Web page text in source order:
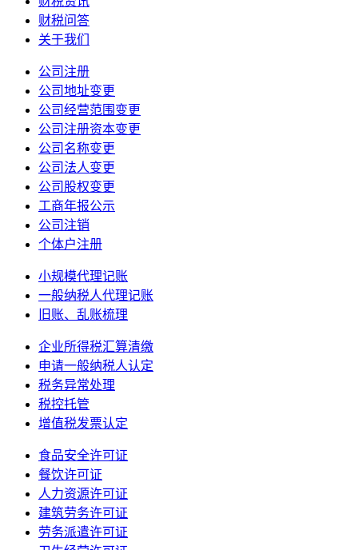
财税问答
关于我们
公司注册
公司地址变更
公司经营范围变更
公司注册资本变更
公司名称变更
公司法人变更
公司股权变更
工商年报公示
公司注销
个体户注册
小规模代理记账
一般纳税人代理记账
旧账、乱账梳理
企业所得税汇算清缴
申请一般纳税人认定
税务异常处理
税控托管
增值税发票认定
食品安全许可证
餐饮许可证
人力资源许可证
建筑劳务许可证
劳务派遣许可证